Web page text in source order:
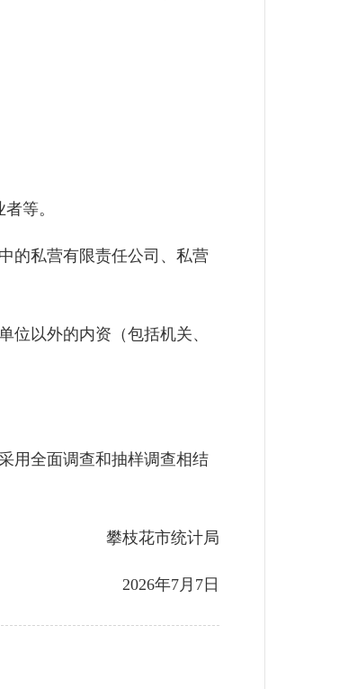
等。
的私营有限责任公司、私营
以外的内资（包括机关、
用全面调查和抽样调查相结
攀枝花市统计局
2026年7月7日